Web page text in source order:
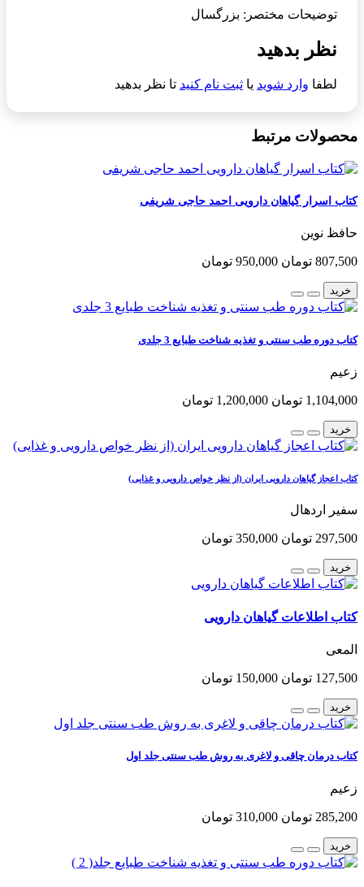
توضیحات مختصر: بزرگسال
نظر بدهید
لطفا وارد شوید یا ثبت نام کنید تا نظر بدهید
محصولات مرتبط
کتاب اسرار گیاهان دارویی احمد حاجی شریفی
حافظ نوین
807,500 تومان 950,000 تومان
خرید
کتاب دوره طب سنتی و تغذیه شناخت طبایع 3 جلدی
زعیم
1,104,000 تومان 1,200,000 تومان
خرید
کتاب اعجاز گیاهان دارویی ایران (از نظر خواص دارویی و غذایی)
سفیر اردهال
297,500 تومان 350,000 تومان
خرید
کتاب اطلاعات گیاهان دارویی
المعی
127,500 تومان 150,000 تومان
خرید
کتاب درمان چاقی و لاغری به روش طب سنتی جلد اول
زعیم
285,200 تومان 310,000 تومان
خرید